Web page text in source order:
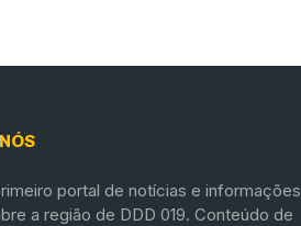
portal de notícias e informações
a região de DDD 019. Conteúdo de